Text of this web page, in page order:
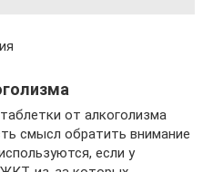
от алкоголизма
смысл обратить внимание
если у